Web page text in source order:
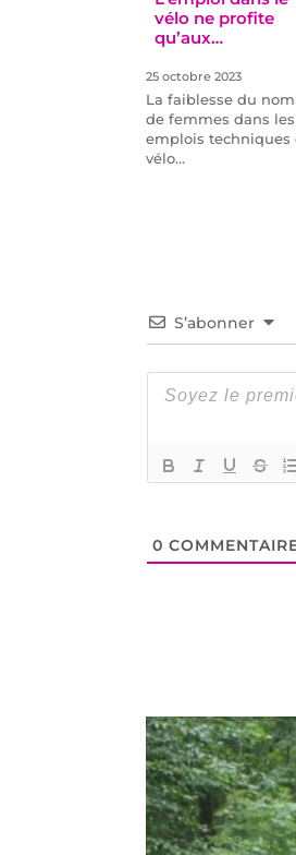
vélo ne profite
qu’aux…
25 octobre 2023
La faiblesse du
de femmes dans les
emplois techniques
vélo…
S’abonner
0